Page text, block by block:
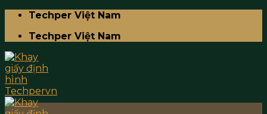
Skip
content
Techper Việt Nam
Techper Việt Nam